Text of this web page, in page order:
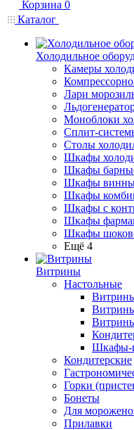
Корзина 0
Каталог
Холодильное
Камеры
Лари
Моноблоки
Сплит-
Столы
Шкафы
Шкафы
Шкафы
Шкафы
Шкафы с
Шкафы
Шкафы
Ещё 4
Витрины
Настольные
Шкафы-
Кондитерские
Горки
Бонеты
Для
Прилавки